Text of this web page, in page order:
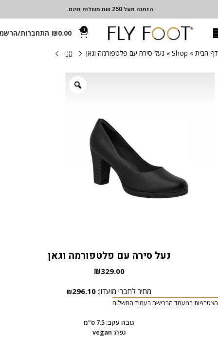
הזמנה מעל 250 שח משלוח חינם.
0
₪0.00 התחברות/
דף הבית »
Shop
» נעל סירה עם פלטפורמה וגאן
נעל סירה עם פלטפורמה וגאן
₪329.00
מחיר לחברי מועדון: ₪296.10
הצטרפות במעמד הרכישה בעמוד התשלום
גובה עקב: 7.5 ס"מ
גפה: vegan